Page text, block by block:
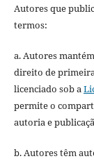
Autores que
termos:
a. Autores
direito de
licenciado sob a
permite o
autoria e
b. Autores têm